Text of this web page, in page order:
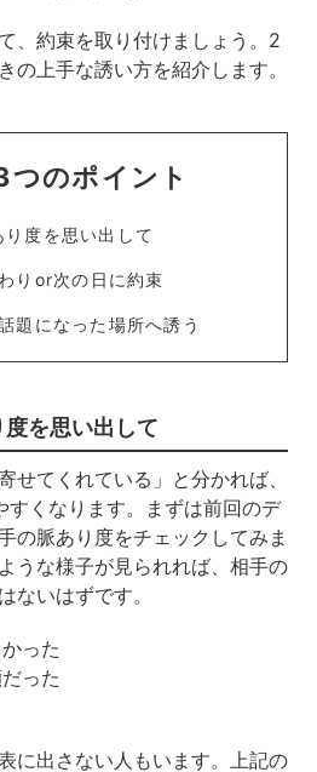
、約束を取り付けましょう。2
の上手な誘い方を紹介します。
のポイント
り度を思い出して
りor次の日に約束
題になった場所へ誘う
を思い出して
せてくれている」と分かれば、
すくなります。まずは前回のデ
の脈あり度をチェックしてみま
うな様子が見られれば、相手の
ないはずです。
った
った
に出さない人もいます。上記の